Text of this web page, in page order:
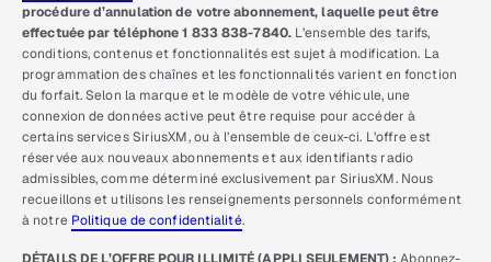
procédure d’annulation de votre abonnement, laquelle peut être
effectuée par téléphone 1 833 838-7840.L’ensemble des tarifs,
conditions, contenus et fonctionnalités est sujet à modification. La
programmation des chaînes et les fonctionnalités varient en fonction
du forfait. Selon la marque et le modèle de votre véhicule, une
connexion de données active peut être requise pour accéder à
certains services SiriusXM, ou à l’ensemble de ceux-ci. L’offre est
réservée aux nouveaux abonnements et aux identifiants radio
admissibles, comme déterminé exclusivement par SiriusXM. Nous
recueillons et utilisons les renseignements personnels conformément
à notre Politique de confidentialité.
DÉTAILS DE L’OFFRE POUR ILLIMITÉ (APPLI SEULEMENT) : Abonnez-